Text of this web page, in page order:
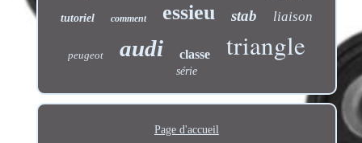
tutoriel comment essieu stab liaison
peugeot audi classe triangle
série
Page d'accueil